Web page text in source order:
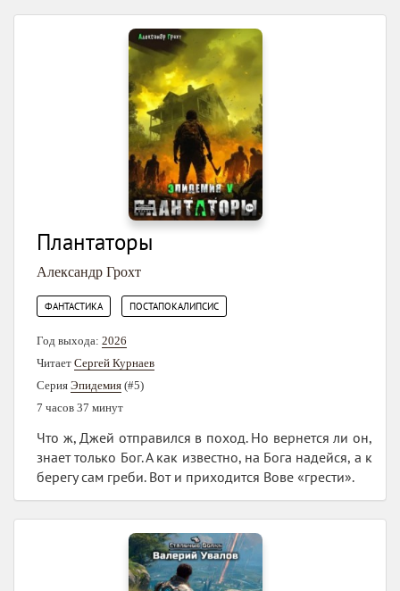
Плантаторы
Александр Грохт
ФАНТАСТИКА ПОСТАПОКАЛИПСИС
Год выхода: 2026
Читает Сергей Курнаев
Серия Эпидемия (#5)
7 часов 37 минут
Что ж, Джей отправился в поход. Но вернется ли он,
знает только Бог. А как известно, на Бога надейся, а к
берегу сам греби. Вот и приходится Вове «грести».